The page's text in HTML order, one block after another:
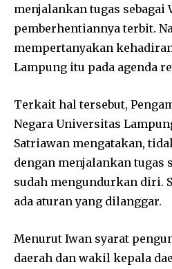
menjalankan tugas sebagai
pemberhentiannya terbit.
mempertanyakan
Lampung itu pada agenda
Terkait hal tersebut,
Negara Universitas
Satriawan mengatakan,
dengan menjalankan tugas
sudah mengundurkan diri.
ada aturan yang dilanggar.
Menurut Iwan syarat
daerah dan wakil kepala